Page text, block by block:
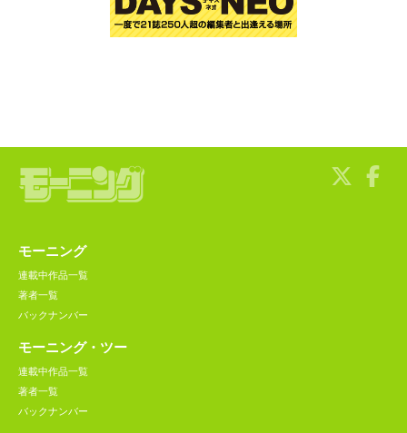
モーニング
連載中作品一覧
著者一覧
バックナンバー
モーニング・ツー
連載中作品一覧
著者一覧
バックナンバー